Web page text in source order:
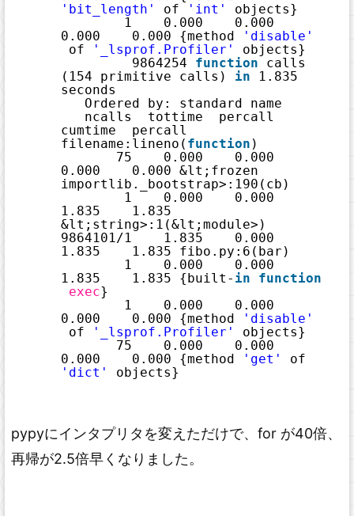
'bit_length'
of 'int'
objects}
1    0.000    0.000
0.000    0.000 {method
'disable'
of
'_lsprof.Profiler'
objects}
9864254 function
calls
(154 primitive calls) in
1.835
seconds
Ordered by: standard name
ncalls  tottime  percall
cumtime  percall
filename:lineno( function )
75    0.000    0.000
0.000    0.000 &lt;frozen
importlib._bootstrap>:190(cb)
1    0.000    0.000
1.835    1.835
&lt;string>:1(&lt;module>)
9864101 /1
1.835    0.000
1.835    1.835 fibo.py:6(bar)
1    0.000    0.000
1.835    1.835 {built- in
function
exec}
1    0.000    0.000
0.000    0.000 {method
'disable'
of
'_lsprof.Profiler'
objects}
75    0.000    0.000
0.000    0.000 {method
'get'
'dict'
objects}
pypyにインタプリタを変えただけで、for が40倍、
再帰が2.5倍早くなりました。